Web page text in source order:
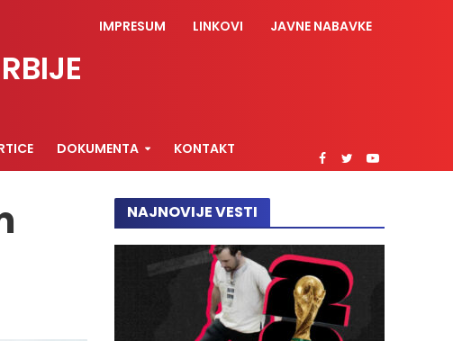
IMPRESUM LINKOVI JAVNE NABAVKE
DOKUMENTA KONTAKT
NAJNOVIJE VESTI